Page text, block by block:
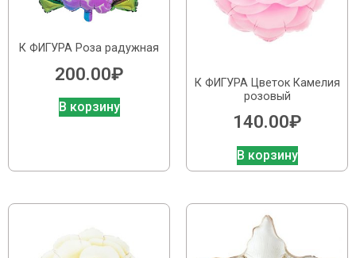
К ФИГУРА Роза радужная
200.00₽
В корзину
К ФИГУРА Цветок Камелия
розовый
140.00₽
В корзину